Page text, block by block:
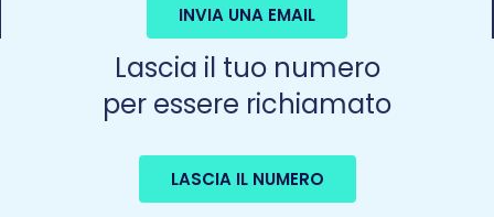
INVIA UNA EMAIL
Lascia il tuo numero
per essere richiamato
LASCIA IL NUMERO